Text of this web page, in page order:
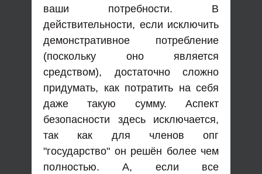
ваши потребности. В
действительности, если исключить
демонстративное потребление
(поскольку оно является
средством), достаточно сложно
придумать, как потратить на себя
даже такую сумму. Аспект
безопасности здесь исключается,
так как для членов опг
"государство" он решён более чем
полностью. А, если все